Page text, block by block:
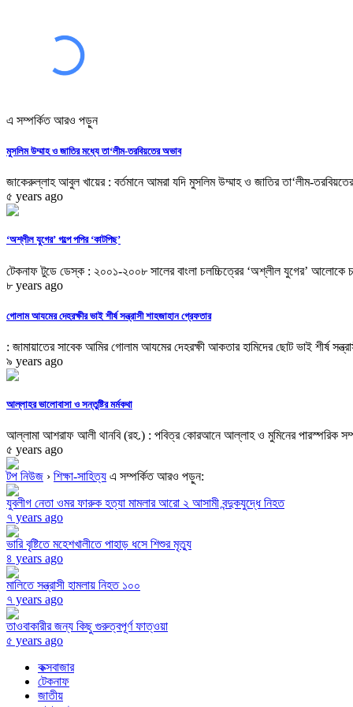
এ সম্পর্কিত আরও পড়ুন
মুসলিম উম্মাহ ও জাতির মধ্যে তা‘লীম-তরবিয়তের অভাব
জাকেরুল্লাহ আবুল খায়ের : বর্তমানে আমরা যদি মুসলিম উম্মাহ ও জাতির তা‘লীম-
৫ years ago
‘অশ্লীল যুগের’ গল্পে পপির ‘কাটপিছ’
টেকনাফ টুডে ডেস্ক : ২০০১-২০০৮ সালের বাংলা চলচ্চিত্রের ‘অশ্লীল যুগের’ আলোকে
৮ years ago
গোলাম আযমের দেহরক্ষীর ভাই শীর্ষ সন্ত্রাসী শাহজাহান গ্রেফতার
: জামায়াতের সাবেক আমির গোলাম আযমের দেহরক্ষী আকতার হামিদের ছোট ভাই শীর্ষ
৯ years ago
আল্লাহর ভালোবাসা ও সন্তুষ্টির মর্মকথা
আল্লামা আশরাফ আলী থানবি (রহ.) : পবিত্র কোরআনে আল্লাহ ও মুমিনের পারস্পরিক
৫ years ago
টপ নিউজ › শিক্ষা-সাহিত্য এ সম্পর্কিত আরও পড়ুন:
যুবলীগ নেতা ওমর ফারুক হত্যা মামলার আরো ২ আসামী বন্দুকযুদ্ধে নিহত
৭ years ago
ভারি বৃষ্টিতে মহেশখালীতে পাহাড় ধসে শিশুর মৃত্যু
৪ years ago
মালিতে সন্ত্রাসী হামলায় নিহত ১০০
৭ years ago
তাওবাকারীর জন্য কিছু গুরুত্বপূর্ণ ফাত্ওয়া
৫ years ago
কক্সবাজার
টেকনাফ
জাতীয়